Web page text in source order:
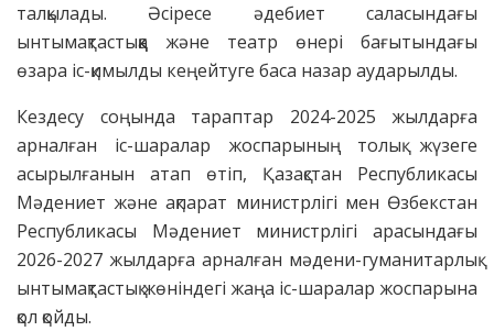
талқылады. Әсіресе әдебиет саласындағы
ынтымақтастыққа және театр өнері бағытындағы
өзара іс-қимылды кеңейтуге баса назар аударылды.
Кездесу соңында тараптар 2024-2025 жылдарға
арналған іс-шаралар жоспарының толық жүзеге
асырылғанын атап өтіп, Қазақстан Республикасы
Мәдениет және ақпарат министрлігі мен Өзбекстан
Республикасы Мәдениет министрлігі арасындағы
2026-2027 жылдарға арналған мәдени-гуманитарлық
ынтымақтастық жөніндегі жаңа іс-шаралар жоспарына
қол қойды.